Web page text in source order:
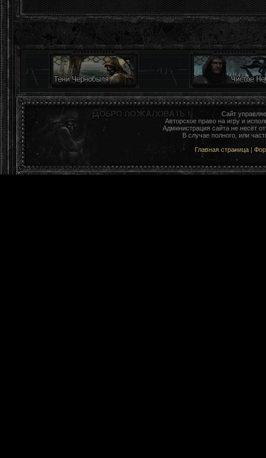
Сайт
Авторское право на игру и
Администрация сайта не несёт
В случае полного, или
Главная страница |